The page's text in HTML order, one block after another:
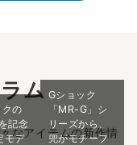
ム
なアイテムの新作情
の
記念
モデ
Gショック
「MR-G」シ
リーズから、
兜がモチーフ